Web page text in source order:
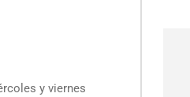
y viernes